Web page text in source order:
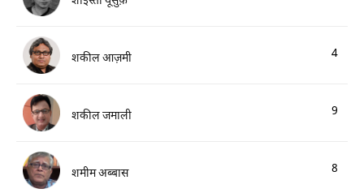
शकील आज़मी 4
शकील जमाली 9
शमीम अब्बास 8